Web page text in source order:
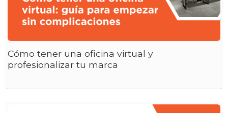
Cómo tener una oficina virtual y
profesionalizar tu marca